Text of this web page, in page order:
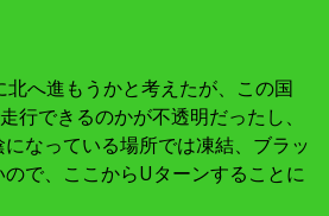
へ進もうかと考えたが、この国
行できるのかが不透明だったし、
なっている場所では凍結、ブラッ
で、ここからUターンすることに